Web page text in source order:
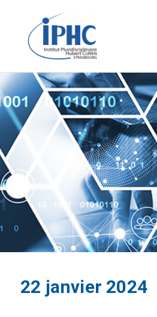
Institut
Curien – IPHC
22 janvier 2024